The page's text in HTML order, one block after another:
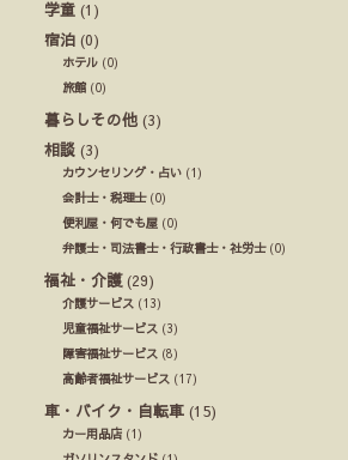
学童 (1)
宿泊 (0)
ホテル (0)
旅館 (0)
暮らしその他 (3)
相談 (3)
カウンセリング・占い (1)
会計士・税理士(0)
便利屋・何でも屋 (0)
弁護士・司法書士・行政書士・社労士(0)
福祉・介護(29)
介護サービス (13)
児童福祉サービス (3)
障害福祉サービス (8)
高齢者福祉サービス (17)
車・バイク・自転車 (15)
カー用品店 (1)